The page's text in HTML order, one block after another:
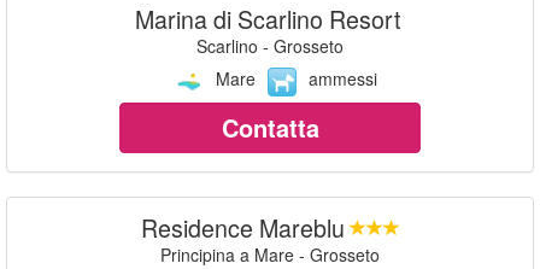
Marina di Scarlino Resort
Scarlino - Grosseto
Mare
ammessi
Contatta
Residence Mareblu
Principina a Mare - Grosseto